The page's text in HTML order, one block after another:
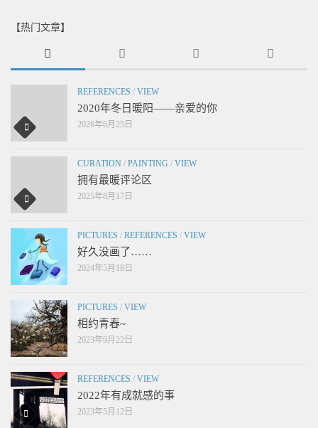
【热门文章】
REFERENCES / VIEW
2020年冬日暖阳——亲爱的你
2026年6月25日
CURATION / PAINTING / VIEW
拥有最暖评论区
2025年8月17日
PICTURES / REFERENCES / VIEW
好久没画了……
2024年5月18日
PICTURES / VIEW
相约青春~
2023年9月22日
REFERENCES / VIEW
2022年有成就感的事
2023年5月12日